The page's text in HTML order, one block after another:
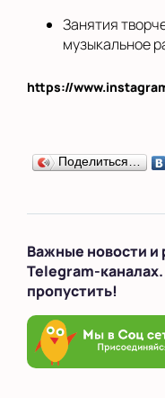
Занятия
музыкальное
https://
Поделиться…
Важные новости и
Telegram-
пропустить!